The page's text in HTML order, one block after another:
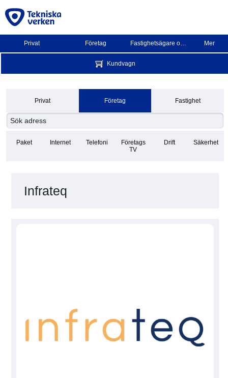
Privat Företag Fastighetsägare och BRF Mer
Kundvagn
Privat Företag Fastighet
Paket Internet Telefoni
Företags
TV
Drift Säkerhet
Infrateq